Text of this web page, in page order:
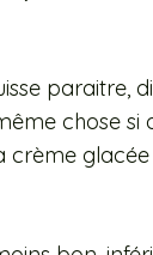
paraitre,
chose si
crème